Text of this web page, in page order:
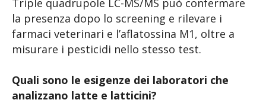
Triple quadrupole LC-MS/MS può confermare
la presenza dopo lo screening e rilevare i
farmaci veterinari e l’aflatossina M1, oltre a
misurare i pesticidi nello stesso test.
Quali sono le esigenze dei laboratori che
analizzano latte e latticini?